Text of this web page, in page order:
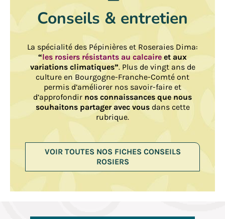
Conseils & entretien
La spécialité des Pépinières et Roseraies Dima:
“les rosiers résistants au calcaire et aux
variations climatiques”. Plus de vingt ans de
culture en Bourgogne-Franche-Comté ont
permis d’améliorer nos savoir-faire et
d’approfondir nos connaissances que nous
souhaitons partager avec vousdans cette
rubrique.
VOIR TOUTES NOS FICHES CONSEILS
ROSIERS